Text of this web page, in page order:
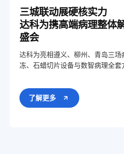
三城联动展硬核实力
达科为携高端病理整体
盛会
达科为亮相遵义、柳州、青岛三
冻、石蜡切片设备与数智病理全套
了解更多